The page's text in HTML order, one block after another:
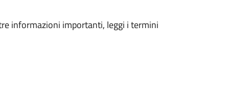
informazioni importanti, leggi i termini